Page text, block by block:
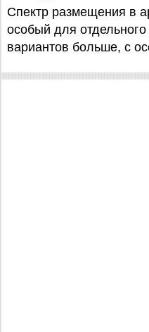
Спектр размещения в
особый для
вариантов больше, с